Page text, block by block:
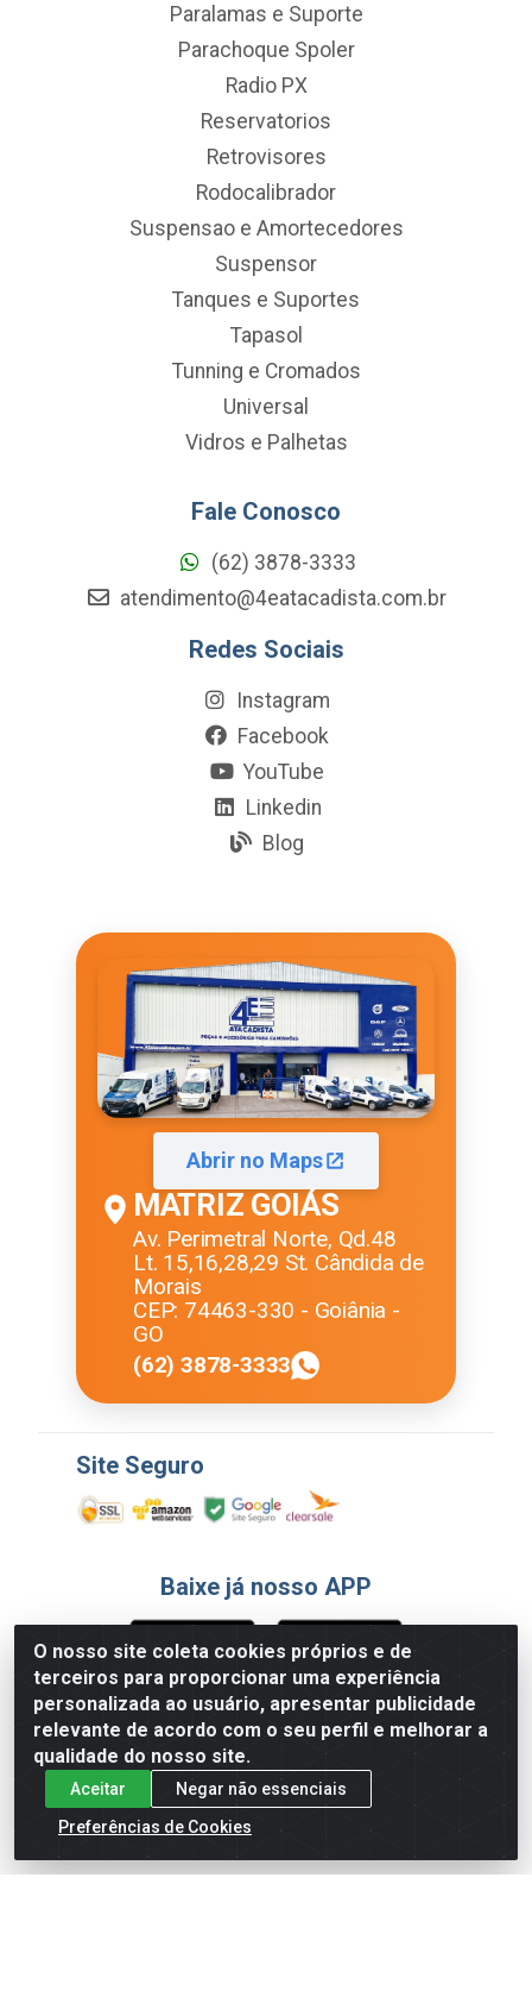
O nosso site coleta cookies próprios e de
terceiros para proporcionar uma experiência
personalizada ao usuário, apresentar publicidade
relevante de acordo com o seu perfil e melhorar a
qualidade do nosso site.
Aceitar
Negar não essenciais
Preferências de Cookies
Paralamas e Suporte
Parachoque Spoler
Radio PX
Reservatorios
Retrovisores
Rodocalibrador
Suspensao e Amortecedores
Suspensor
Tanques e Suportes
Tapasol
Tunning e Cromados
Universal
Vidros e Palhetas
Fale Conosco
(62) 3878-3333
atendimento@4eatacadista.com.br
Redes Sociais
Instagram
Facebook
YouTube
Linkedin
Blog
Abrir no Maps
MATRIZ GOIÁS
Av. Perimetral Norte, Qd.48
Lt. 15,16,28,29 St. Cândida de
Morais
CEP: 74463-330 - Goiânia -
GO
(62) 3878-3333
Site Seguro
Baixe já nosso APP
Formas de Pagamento